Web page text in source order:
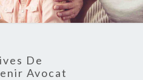
De
Avocat